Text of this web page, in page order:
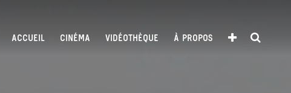
ACCUEIL CINÉMA VIDÉOTHÈQUE À PROPOS